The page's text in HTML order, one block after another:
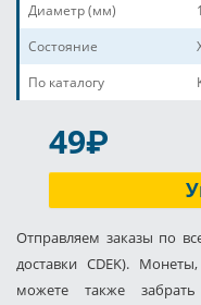
Диаметр (мм)
Состояние
По каталогу
49P
Отправляем заказы по
доставки CDEK).
можете также